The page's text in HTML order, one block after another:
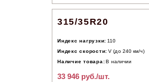
315/35R20
Индекс нагрузки: 110
Индекс скорости: V (до 240 км/ч)
Наличие товара: В наличии
33 946 руб./шт.